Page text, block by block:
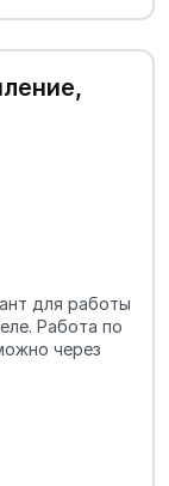
для работы
Работа по
через